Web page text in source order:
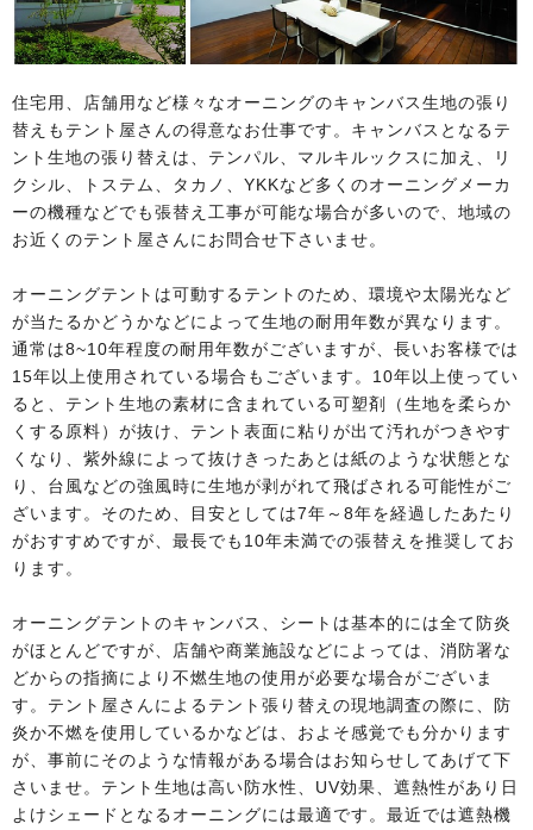
住宅用、店舗用など様々なオーニングのキャンバス生地の張り
替えもテント屋さんの得意なお仕事です。キャンバスとなるテ
ント生地の張り替えは、テンパル、マルキルックスに加え、リ
クシル、トステム、タカノ、YKKなど多くのオーニングメーカ
ーの機種などでも張替え工事が可能な場合が多いので、地域の
お近くのテント屋さんにお問合せ下さいませ。
オーニングテントは可動するテントのため、環境や太陽光など
が当たるかどうかなどによって生地の耐用年数が異なります。
通常は8~10年程度の耐用年数がございますが、長いお客様では
15年以上使用されている場合もございます。10年以上使ってい
ると、テント生地の素材に含まれている可塑剤（生地を柔らか
くする原料）が抜け、テント表面に粘りが出て汚れがつきやす
くなり、紫外線によって抜けきったあとは紙のような状態とな
り、台風などの強風時に生地が剥がれて飛ばされる可能性がご
ざいます。そのため、目安としては7年～8年を経過したあたり
がおすすめですが、最長でも10年未満での張替えを推奨してお
ります。
オーニングテントのキャンバス、シートは基本的には全て防炎
がほとんどですが、店舗や商業施設などによっては、消防署な
どからの指摘により不燃生地の使用が必要な場合がございま
す。テント屋さんによるテント張り替えの現地調査の際に、防
炎か不燃を使用しているかなどは、およそ感覚でも分かります
が、事前にそのような情報がある場合はお知らせしてあげて下
さいませ。テント生地は高い防水性、UV効果、遮熱性があり日
よけシェードとなるオーニングには最適です。最近では遮熱機